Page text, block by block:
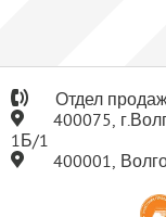
Отдел
400075,
1Б/1
400001,